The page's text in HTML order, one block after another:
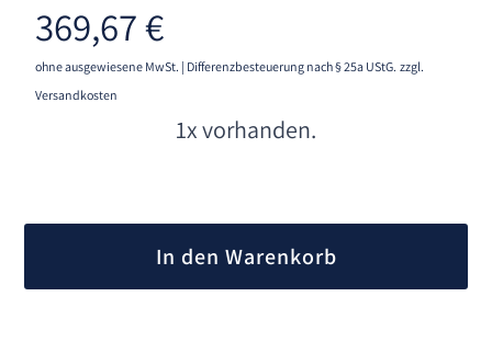
369,67€
ohne ausgewiesene MwSt. | Differenzbesteuerung nach § 25a UStG. zzgl.
Versandkosten
1x vorhanden.
In den Warenkorb